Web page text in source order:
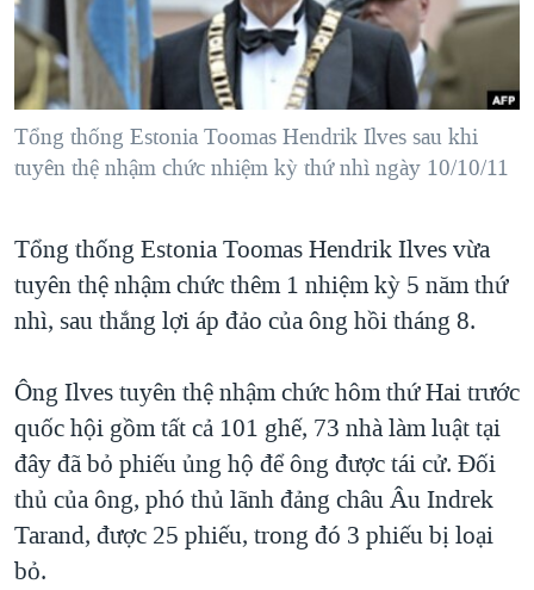
"Tìm"NGƯỜI VIỆT HẢI NGOẠI
ĐỜI SỐNG
KINH TẾ
KHOA HỌC
VĂN HOÁ
THỂ THAO
GIÁO DỤC
TẠI
HÀNH TRÌNH BẦU CỬ 2024
MỘT NĂM CHIẾN TRANH TẠI DẢI GAZA
GIẢI MÃ VÀNH ĐAI & CON ĐƯỜNG
NGÀY TỊ NẠN THẾ GIỚI
GROUND ZERO – XƯA VÀ NAY
CHI PHÍ CHIẾN TRANH AFGHANISTAN
THƯỢNG ĐỈNH TRUMP-KIM TẠI VIỆT NAM
TRỊNH VĨNH BÌNH VS. CHÍNH PHỦ VIỆT NAM
NGƯ DÂN VIỆT VÀ LÀN SÓNG TRỘM HẢI SÂM
BÊN KIA QUỐC LỘ: TIẾNG VỌNG TỪ NÔNG THÔN MỸ
VIDEO
NGHE
MẠNG XÃ HỘI
Ngôn ngữ khác
Tổng thống Estonia Toomas Hendrik Ilves sau khi
tuyên thệ nhậm chức nhiệm kỳ thứ nhì ngày 10/10/11
Tổng thống Estonia Toomas Hendrik Ilves vừa
tuyên thệ nhậm chức thêm 1 nhiệm kỳ 5 năm thứ
nhì, sau thắng lợi áp đảo của ông hồi tháng 8.
Ông Ilves tuyên thệ nhậm chức hôm thứ Hai trước
quốc hội gồm tất cả 101 ghế, 73 nhà làm luật tại
đây đã bỏ phiếu ủng hộ để ông được tái cử. Đối
thủ của ông, phó thủ lãnh đảng châu Âu Indrek
Tarand, được 25 phiếu, trong đó 3 phiếu bị loại
bỏ.